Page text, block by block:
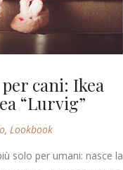
cani: Ikea
“Lurvig”
, Lookbook
solo per umani: nasce la